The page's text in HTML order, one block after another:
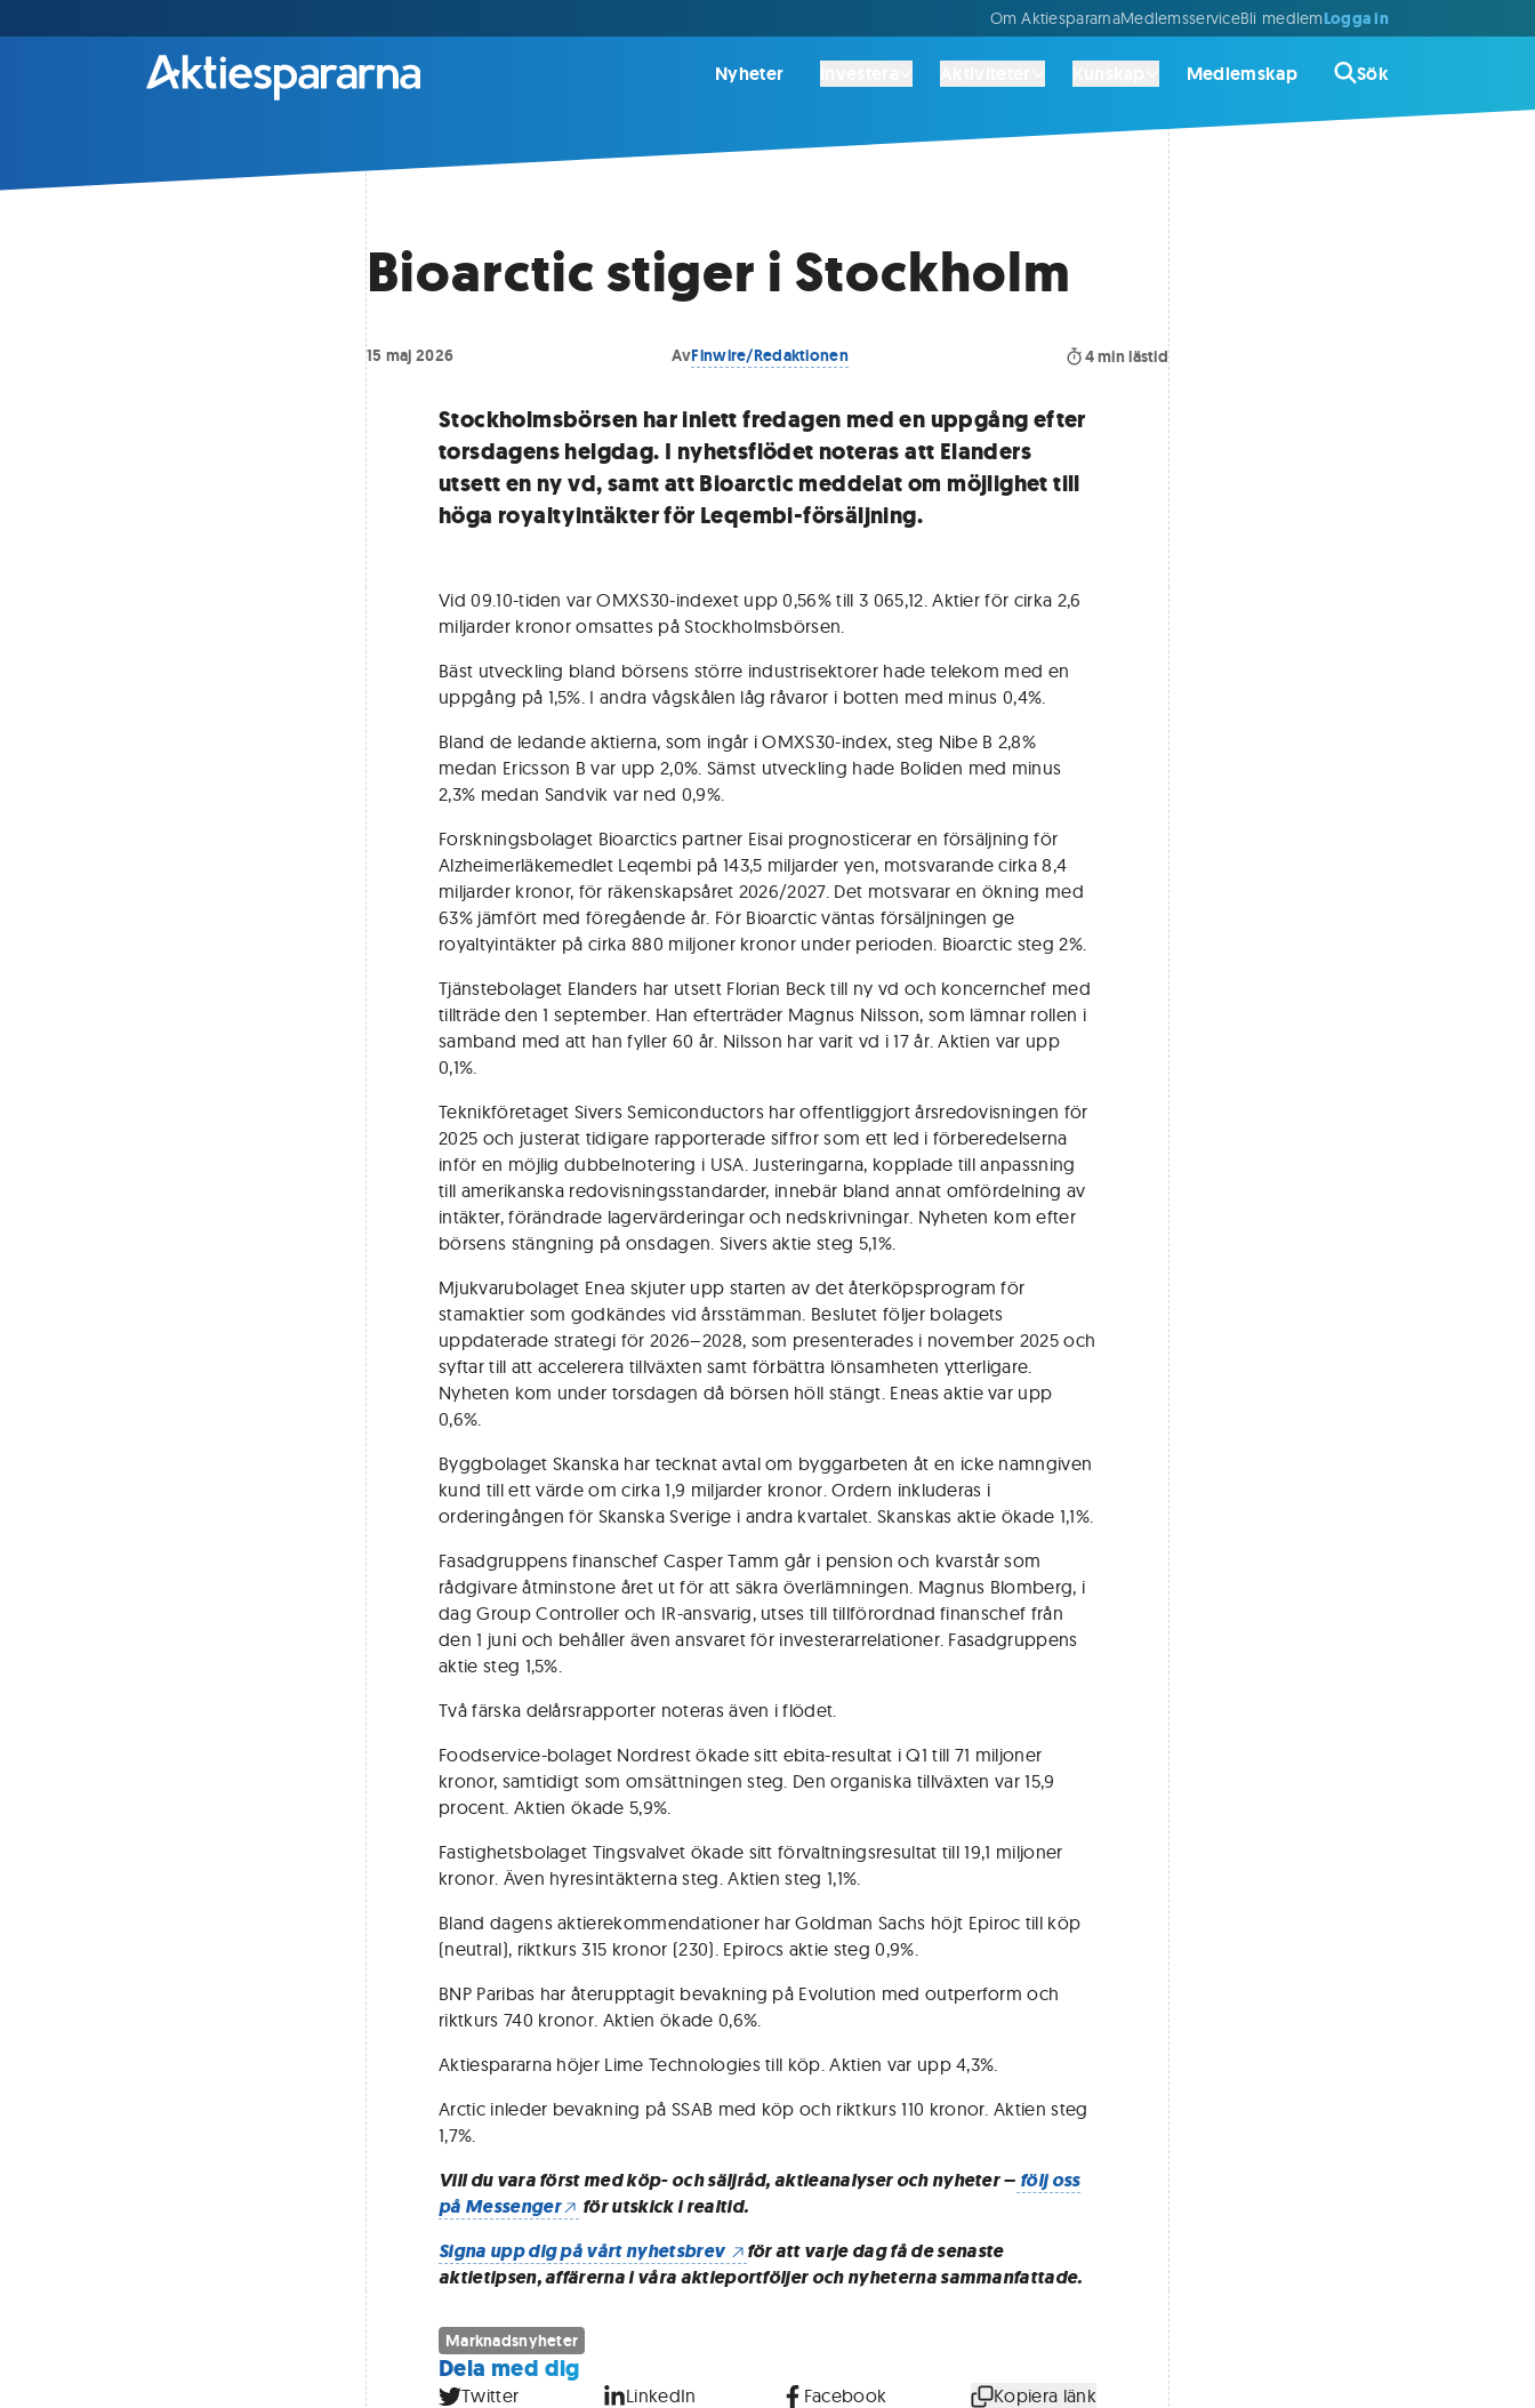
Om AktiespararnaMedlemsserviceBli medlemLogga in
Nyheter Medlemskap Sök
Bioarctic stiger i Stockholm
15 maj 2026 AvFinwire/Redaktionen 4min lästid
Stockholmsbörsen har inlett fredagen med en uppgång efter
torsdagens helgdag. I nyhetsflödet noteras att Elanders
utsett en ny vd, samt att Bioarctic meddelat om möjlighet till
höga royaltyintäkter för Leqembi-försäljning.
Vid 09.10-tiden var OMXS30-indexet upp 0,56% till 3 065,12. Aktier för cirka 2,6
miljarder kronor omsattes på Stockholmsbörsen.
Bäst utveckling bland börsens större industrisektorer hade telekom med en
uppgång på 1,5%. I andra vågskålen låg råvaror i botten med minus 0,4%.
Bland de ledande aktierna, som ingår i OMXS30-index, steg Nibe B 2,8%
medan Ericsson B var upp 2,0%. Sämst utveckling hade Boliden med minus
2,3% medan Sandvik var ned 0,9%.
Forskningsbolaget Bioarctics partner Eisai prognosticerar en försäljning för
Alzheimerläkemedlet Leqembi på 143,5 miljarder yen, motsvarande cirka 8,4
miljarder kronor, för räkenskapsåret 2026/2027. Det motsvarar en ökning med
63% jämfört med föregående år. För Bioarctic väntas försäljningen ge
royaltyintäkter på cirka 880 miljoner kronor under perioden. Bioarctic steg 2%.
Tjänstebolaget Elanders har utsett Florian Beck till ny vd och koncernchef med
tillträde den 1 september. Han efterträder Magnus Nilsson, som lämnar rollen i
samband med att han fyller 60 år. Nilsson har varit vd i 17 år. Aktien var upp
0,1%.
Teknikföretaget Sivers Semiconductors har offentliggjort årsredovisningen för
2025 och justerat tidigare rapporterade siffror som ett led i förberedelserna
inför en möjlig dubbelnotering i USA. Justeringarna, kopplade till anpassning
till amerikanska redovisningsstandarder, innebär bland annat omfördelning av
intäkter, förändrade lagervärderingar och nedskrivningar. Nyheten kom efter
börsens stängning på onsdagen. Sivers aktie steg 5,1%.
Mjukvarubolaget Enea skjuter upp starten av det återköpsprogram för
stamaktier som godkändes vid årsstämman. Beslutet följer bolagets
uppdaterade strategi för 2026–2028, som presenterades i november 2025 och
syftar till att accelerera tillväxten samt förbättra lönsamheten ytterligare.
Nyheten kom under torsdagen då börsen höll stängt. Eneas aktie var upp
0,6%.
Byggbolaget Skanska har tecknat avtal om byggarbeten åt en icke namngiven
kund till ett värde om cirka 1,9 miljarder kronor. Ordern inkluderas i
orderingången för Skanska Sverige i andra kvartalet. Skanskas aktie ökade 1,1%.
Fasadgruppens finanschef Casper Tamm går i pension och kvarstår som
rådgivare åtminstone året ut för att säkra överlämningen. Magnus Blomberg, i
dag Group Controller och IR-ansvarig, utses till tillförordnad finanschef från
den 1 juni och behåller även ansvaret för investerarrelationer. Fasadgruppens
aktie steg 1,5%.
Två färska delårsrapporter noteras även i flödet.
Foodservice-bolaget Nordrest ökade sitt ebita-resultat i Q1 till 71 miljoner
kronor, samtidigt som omsättningen steg. Den organiska tillväxten var 15,9
procent. Aktien ökade 5,9%.
Fastighetsbolaget Tingsvalvet ökade sitt förvaltningsresultat till 19,1 miljoner
kronor. Även hyresintäkterna steg. Aktien steg 1,1%.
Bland dagens aktierekommendationer har Goldman Sachs höjt Epiroc till köp
(neutral), riktkurs 315 kronor (230). Epirocs aktie steg 0,9%.
BNP Paribas har återupptagit bevakning på Evolution med outperform och
riktkurs 740 kronor. Aktien ökade 0,6%.
Aktiespararna höjer Lime Technologies till köp. Aktien var upp 4,3%.
Arctic inleder bevakning på SSAB med köp och riktkurs 110 kronor. Aktien steg
1,7%.
Vill du vara först med köp- och säljråd, aktieanalyser och nyheter – följ oss
på Messenger
för utskick i realtid.
Signa upp dig på vårt nyhetsbrev
för att varje dag få de senaste
aktietipsen, affärerna i våra aktieportföljer och nyheterna sammanfattade.
Marknadsnyheter
Dela med dig
Twitter LinkedIn Facebook Kopiera länk